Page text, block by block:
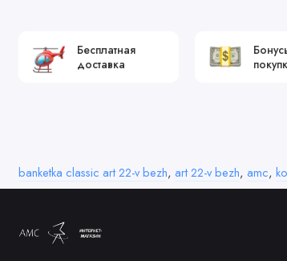
Бесплатная
доставка
banketka classic art 22-v bezh, art 22-v bezh, amc,